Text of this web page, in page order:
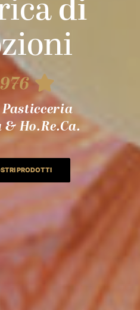
di
Ho.Re.Ca.
PRODOTTI